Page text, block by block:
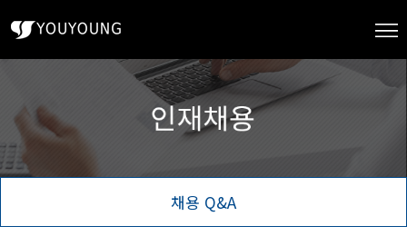
채용 Q&A